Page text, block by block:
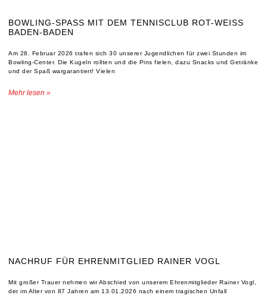
BOWLING-SPASS MIT DEM TENNISCLUB ROT-WEISS
BADEN-BADEN
Am 28. Februar 2026 trafen sich 30 unserer Jugendlichen für zwei Stunden im
Bowling-Center. Die Kugeln rollten und die Pins fielen, dazu Snacks und Getränke
und der Spaß wargarantiert! Vielen
Mehr lesen »
NACHRUF FÜR EHRENMITGLIED RAINER VOGL
Mit großer Trauer nehmen wir Abschied von unserem Ehrenmitglieder Rainer Vogl,
der im Alter von 87 Jahren am 13.01.2026 nach einem tragischen Unfall